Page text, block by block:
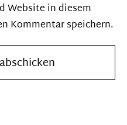
Website in diesem
Kommentar speichern.